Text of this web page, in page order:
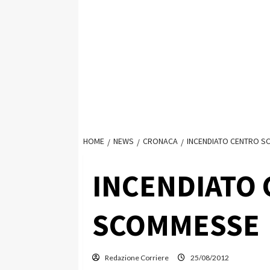
HOME NEWS CRONACA INCENDIATO CENTRO
INCENDIATO
SCOMMESSE
Redazione Corriere 25/08/2012